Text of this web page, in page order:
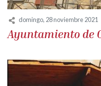
domingo, 28 noviembre 2021
Ayuntamiento de